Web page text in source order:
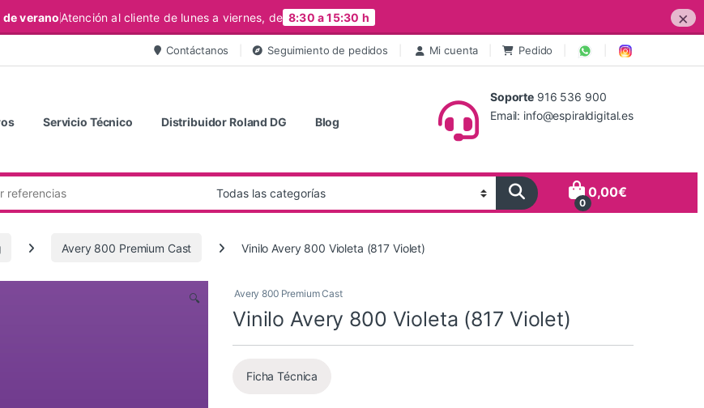
veranoAtención al cliente de lunes a viernes, de 8:30 a 15:30 h ×
Contáctanos Seguimiento de pedidos Mi cuenta Pedido
Servicio Técnico Distribuidor Roland DG Blog
Soporte 916 536 900
Email: info@espiraldigital.es
0
0,00€
Avery 800 Premium Cast Vinilo Avery 800 Violeta (817 Violet)
🔍 Avery 800 Premium Cast
Vinilo Avery 800 Violeta (817 Violet)
Ficha Técnica